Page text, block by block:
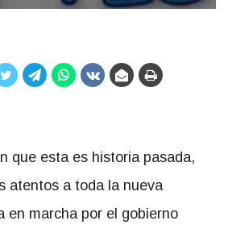
que esta es historia pasada,
atentos a toda la nueva
en marcha por el gobierno